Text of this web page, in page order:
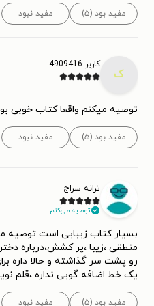
مفید بود (۵) مفید نبود
ک
کاربر 4909416
توصیه میکنم واقعا کتاب خوبی
مفید بود (۵) مفید نبود
ترانه سراج
توصیه می‌کنم.
بسیار کتاب زیبایی است توصیه
منطقی ،زیبا ،پر کشش،درباره
رو پشت سر گذاشته و حالا داره
یک خط اضافه گویی نداره ،قلم
مفید بود (۵) مفید نبود